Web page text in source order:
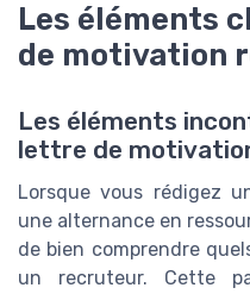
Les éléments
de motivation
Les éléments
lettre de
Lorsque vous rédigez
une alternance en
de bien comprendre
un recruteur. Cette